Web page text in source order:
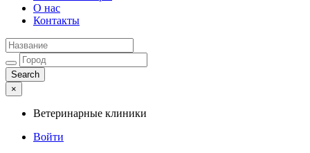
О нас
Контакты
×
Ветеринарные клиники
Войти